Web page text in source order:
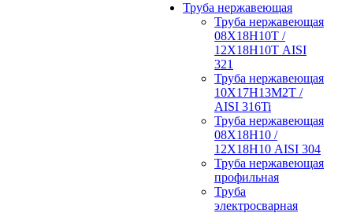
Труба нержавеющая
Труба нержавеющая
08Х18Н10Т /
12Х18Н10Т AISI
321
Труба нержавеющая
10Х17Н13М2Т /
AISI 316Ti
Труба нержавеющая
08Х18Н10 /
12Х18Н10 AISI 304
Труба нержавеющая
профильная
Труба
электросварная